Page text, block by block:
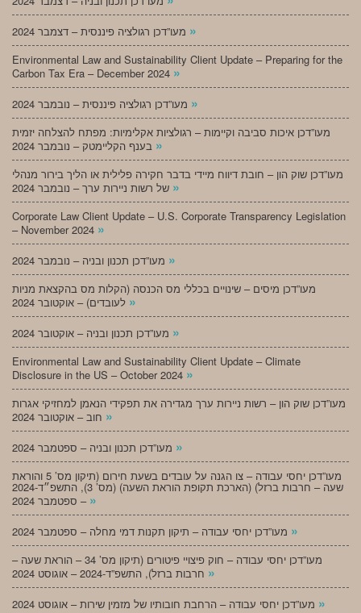
»
Environmental Law and Sustainability Client Update – Preparing for the
Carbon Tax Era – December 2024 »
»
מעו”דכן איכות סביבה וקיימות – רגולציות אקלימיות: מפתח להצלחה יזמית
»
מעו”דכן שוק הון – חובת דיווח מיידי בדבר חקירה פלילית או הליך בירור מנהלי
»
Corporate Law Client Update – U.S. Corporate Transparency Legislation
– November 2024 »
»
מעו”דכן מיסים – שינויים בכללי מס הכנסה (הקלות מס בהקצאת מניות
»
»
Environmental Law and Sustainability Client Update – Climate
Disclosure in the US – October 2024 »
מעו”דכן שוק הון – רשות ניירות ערך מגדירה את תפקידי הנאמן למחזיקי אגרות
»
»
מעו”דכן יחסי עבודה – צו הגנה על עובדים בשעת חירום (תיקון מס’ 5 והוראת
שעה – חרבות ברזל) (הארכת תקופת הוראת השעה) (מס’ 3), התשפ״ד-2024
– ספטמבר 2024 »
»
מעו”דכן יחסי עבודה – חוק פיצויי פיטורים (תיקון מס’ 34 – הוראת שעה –
»
»